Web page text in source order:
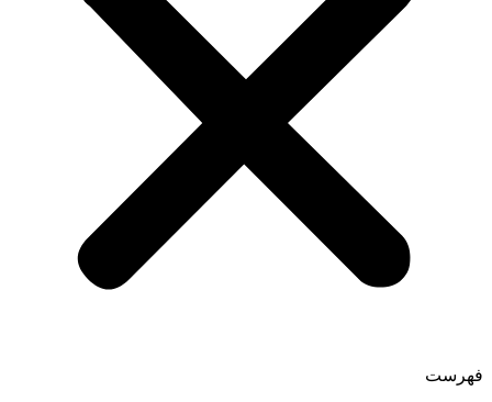
فهرست